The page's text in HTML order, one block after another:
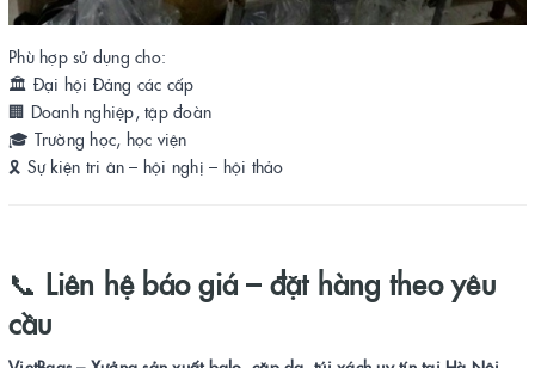
Phù hợp sử dụng cho:
🏛️ Đại hội Đảng các cấp
🏢 Doanh nghiệp, tập đoàn
🎓 Trường học, học viện
🎗️ Sự kiện tri ân – hội nghị – hội thảo
📞 Liên hệ báo giá – đặt hàng theo yêu
cầu